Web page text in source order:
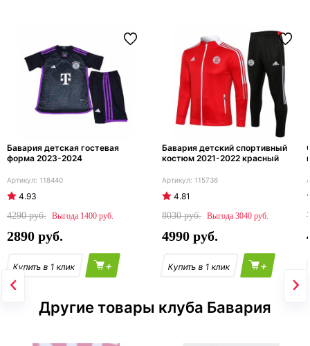
Бавария детская гостевая
форма 2023-2024
118440
4.93
4290
1400
2890
+
Бавария детский спортивный
костюм 2021-2022 красный
115736
4.81
8030
3040
4990
+
Другие товары клуба Бавария